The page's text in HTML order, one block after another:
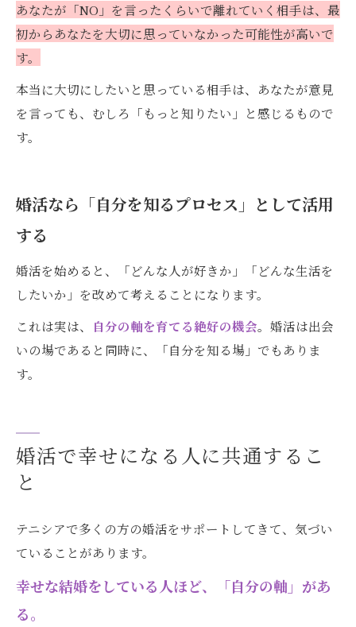
あなたが「NO」を言ったくらいで離れていく相手は、最
初からあなたを大切に思っていなかった可能性が高いで
す。
本当に大切にしたいと思っている相手は、あなたが意見
を言っても、むしろ「もっと知りたい」と感じるもので
す。
婚活なら「自分を知るプロセス」として活用
する
婚活を始めると、「どんな人が好きか」「どんな生活を
したいか」を改めて考えることになります。
これは実は、
自分の軸を育てる絶好の機会。婚活は出会
いの場であると同時に、「自分を知る場」でもありま
す。
婚活で幸せになる人に共通するこ
と
テニシアで多くの方の婚活をサポートしてきて、気づい
ていることがあります。
幸せな結婚をしている人ほど、「自分の軸」があ
る。